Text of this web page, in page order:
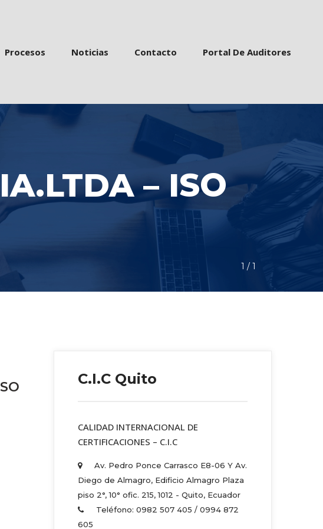
Proceso Noticia Contacto Portal De Auditore
1 / 1
– ISO
C.I.C Quito
CALIDAD INTERNACIONAL DE
CERTIFICACIONES – C.I.C
Av. Pedro Ponce Carrasco E8-06 Y Av.
Diego de Almagro, Edificio Almagro Plaza
piso 2°, 10° ofic. 215, 1012 - Quito, Ecuador
Teléfono: 0982 507 405 / 0994 872
605